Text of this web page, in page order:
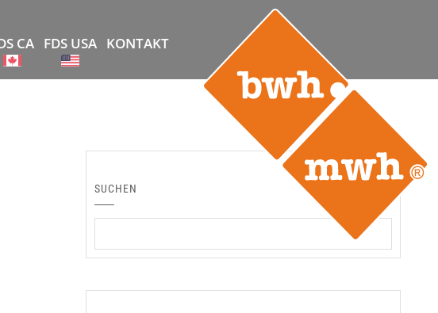
CA FDS USA KONTAKT
SUCHEN